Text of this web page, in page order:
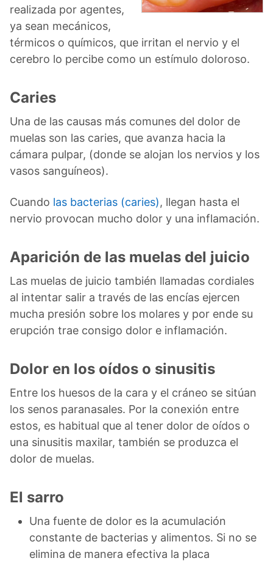
realizada por agentes,
ya sean mecánicos,
térmicos o químicos, que irritan el nervio y el
cerebro lo percibe como un estímulo doloroso.
Caries
Una de las causas más comunes del dolor de
muelas son las caries, que avanza hacia la
cámara pulpar, (donde se alojan los nervios y los
vasos sanguíneos).
Cuando las bacterias (caries), llegan hasta el
nervio provocan mucho dolor y una inflamación.
Aparición de las muelas del juicio
Las muelas de juicio también llamadas cordiales
al intentar salir a través de las encías ejercen
mucha presión sobre los molares y por ende su
erupción trae consigo dolor e inflamación.
Dolor en los oídos o sinusitis
Entre los huesos de la cara y el cráneo se sitúan
los senos paranasales. Por la conexión entre
estos, es habitual que al tener dolor de oídos o
una sinusitis maxilar, también se produzca el
dolor de muelas.
El sarro
Una fuente de dolor es la acumulación
constante de bacterias y alimentos. Si no se
elimina de manera efectiva la placa